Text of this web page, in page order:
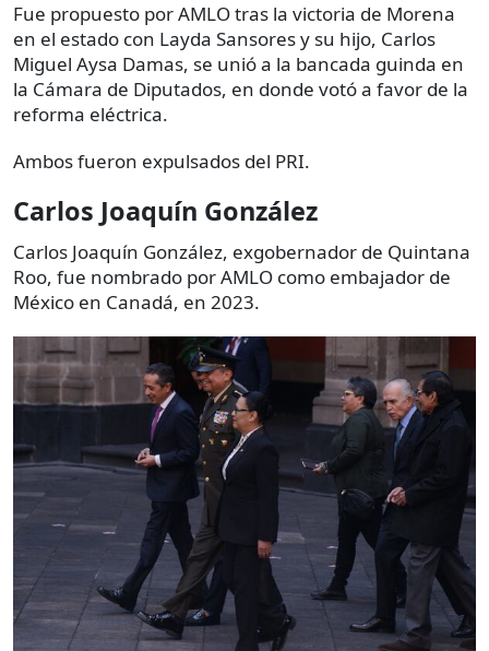
Fue propuesto por AMLO tras la victoria de Morena
en el estado con Layda Sansores y su hijo, Carlos
Miguel Aysa Damas, se unió a la bancada guinda en
la Cámara de Diputados, en donde votó a favor de la
reforma eléctrica.
Ambos fueron expulsados del PRI.
Carlos Joaquín González
Carlos Joaquín González, exgobernador de Quintana
Roo, fue nombrado por AMLO como embajador de
México en Canadá, en 2023.